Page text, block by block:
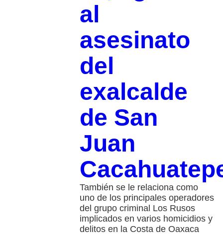
al
asesinato
del
exalcalde
de San
Juan
También se le relaciona como
uno de los principales operadores
del grupo criminal Los Rusos
implicados en varios homicidios y
delitos en la Costa de Oaxaca